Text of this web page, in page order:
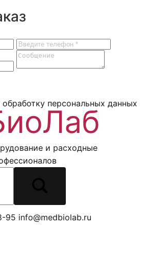
обработку персональных данных
и расходные
95 info@medbiolab.ru